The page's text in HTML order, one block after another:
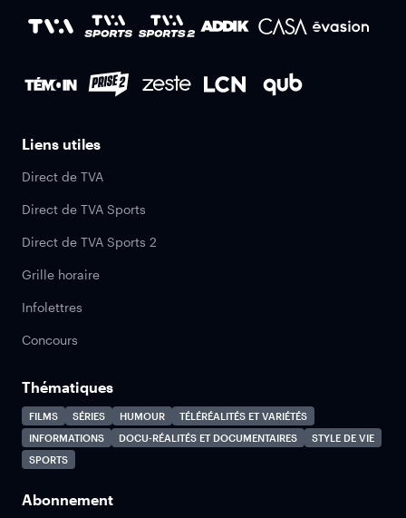
Liens utiles
Direct de TVA
Direct de TVA Sports
Direct de TVA Sports 2
Grille horaire
Infolettres
Concours
Thématiques
FILMS SÉRIES HUMOUR
TÉLÉRÉALITÉS ET VARIÉTÉS
INFORMATIONS
DOCU-RÉALITÉS ET DOCUMENTAIRES
STYLE DE VIE
SPORTS
Abonnement